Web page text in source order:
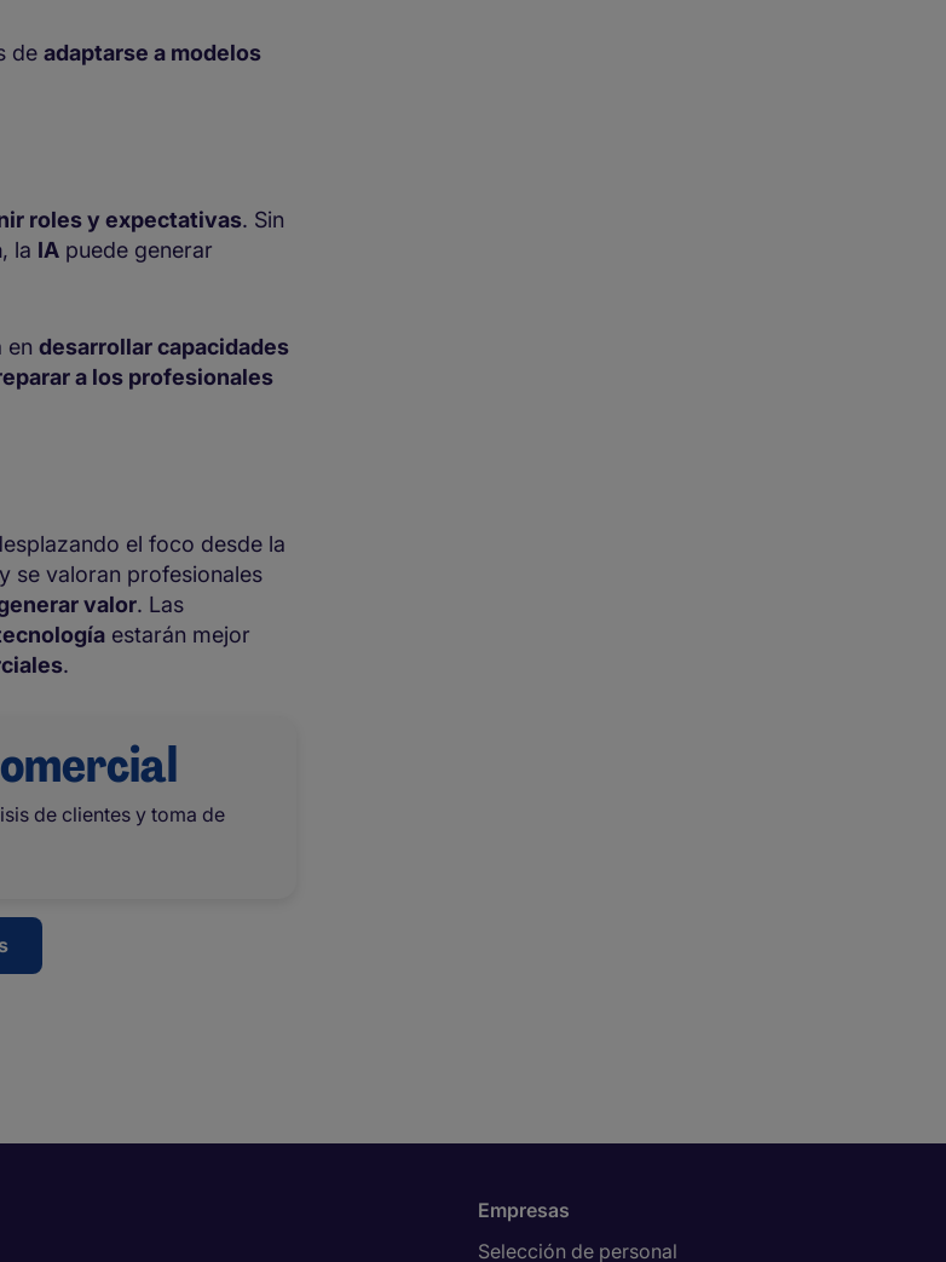
de adaptarse a modelos
roles y expectativas. Sin
, la IA puede generar
en desarrollar capacidades
a los profesionales
el foco desde la
se valoran profesionales
valor. Las
estarán mejor
.
de clientes y toma de
Empresas
Selección de personal